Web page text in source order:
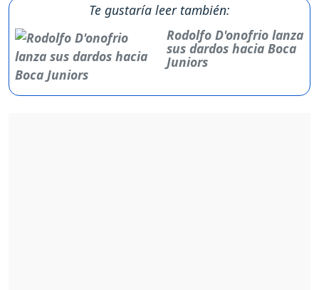
Te gustaría leer también:
Rodolfo D'onofrio lanza
sus dardos hacia Boca
Juniors